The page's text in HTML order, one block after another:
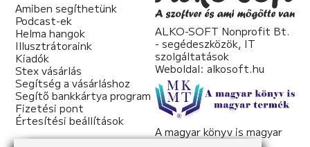
Amiben segíthetünk
Podcast-ek
Helma hangok
Illusztrátoraink
Kiadók
Stex vásárlás
Segítség a vásárláshoz
Segítő bankkártya program
Fizetési pont
Értesítési beállítások
ALKO-SOFT Nonprofit Bt.
- segédeszközök, IT
szolgáltatások
Weboldal: alkosoft.hu
A magyar könyv is magyar
termék